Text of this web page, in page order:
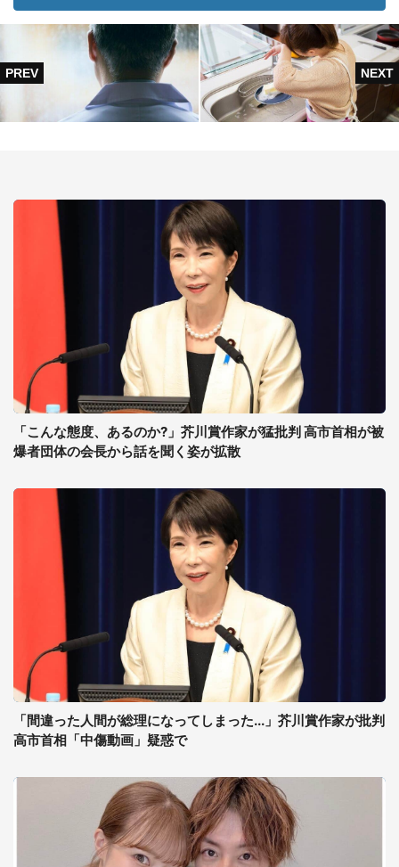
「こんな態度、あるのか?」芥川賞作家が猛批判 高市首相が被
爆者団体の会長から話を聞く姿が拡散
「間違った人間が総理になってしまった...」芥川賞作家が批判
高市首相「中傷動画」疑惑で